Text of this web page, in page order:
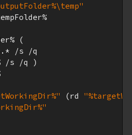
(
/s /q
/s /q )
(rd